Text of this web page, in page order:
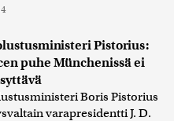
Pistorius:
puhe Münchenissä ei
Boris Pistorius
varapresidentti J. D.